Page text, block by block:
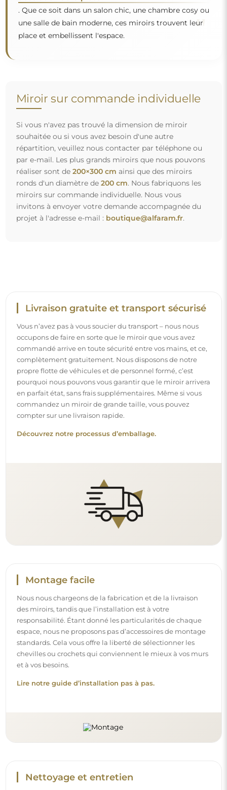
. Que ce soit dans un salon chic, une chambre cosy ou
une salle de bain moderne, ces miroirs trouvent leur
place et embellissent l'espace.
"
Miroir sur commande individuelle
Si vous n'avez pas trouvé la dimension de miroir
souhaitée ou si vous avez besoin d'une autre
répartition, veuillez nous contacter par téléphone ou
par e-mail. Les plus grands miroirs que nous pouvons
réaliser sont de 200×300 cm ainsi que des miroirs
ronds d'un diamètre de 200 cm. Nous fabriquons les
miroirs sur commande individuelle. Nous vous
invitons à envoyer votre demande accompagnée du
projet à l'adresse e-mail : boutique@alfaram.fr.
Livraison gratuite et transport sécurisé
Vous n’avez pas à vous soucier du transport – nous nous
occupons de faire en sorte que le miroir que vous avez
commandé arrive en toute sécurité entre vos mains, et ce,
complètement gratuitement. Nous disposons de notre
propre flotte de véhicules et de personnel formé, c’est
pourquoi nous pouvons vous garantir que le miroir arrivera
en parfait état, sans frais supplémentaires. Même si vous
commandez un miroir de grande taille, vous pouvez
compter sur une livraison rapide.
Découvrez notre processus d’emballage.
Montage facile
Nous nous chargeons de la fabrication et de la livraison
des miroirs, tandis que l’installation est à votre
responsabilité. Étant donné les particularités de chaque
espace, nous ne proposons pas d’accessoires de montage
standards. Cela vous offre la liberté de sélectionner les
chevilles ou crochets qui conviennent le mieux à vos murs
et à vos besoins.
Lire notre guide d’installation pas à pas.
Nettoyage et entretien